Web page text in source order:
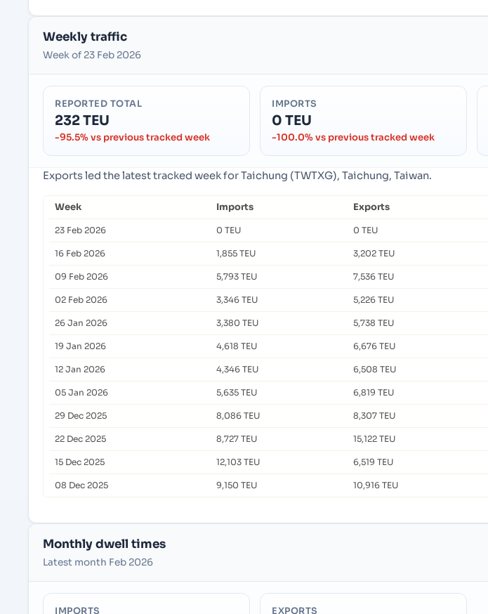
Weekly traffic
Week of 23 Feb 2026
REPORTED TOTAL
232 TEU
-95.5% vs previous tracked week
IMPORTS
0 TEU
-100.0% vs previous tracked week
Exports led the latest tracked week for Taichung (TWTXG), Taichung, Taiwan.
Week Imports Exports
23 Feb 2026 0 TEU 0 TEU
16 Feb 2026 1,855 TEU 3,202 TEU
09 Feb 2026 5,793 TEU 7,536 TEU
02 Feb 2026 3,346 TEU 5,226 TEU
26 Jan 2026 3,380 TEU 5,738 TEU
19 Jan 2026 4,618 TEU 6,676 TEU
12 Jan 2026 4,346 TEU 6,508 TEU
05 Jan 2026 5,635 TEU 6,819 TEU
29 Dec 2025 8,086 TEU 8,307 TEU
22 Dec 2025 8,727 TEU 15,122 TEU
15 Dec 2025 12,103 TEU 6,519 TEU
08 Dec 2025 9,150 TEU 10,916 TEU
Monthly dwell times
Latest month Feb 2026
IMPORTS EXPORTS